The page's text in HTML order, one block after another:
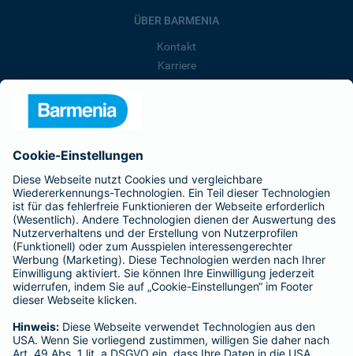
ÜBER BARMENIA
Kontakt
Karriere
Barmenia ist Teil der BarmeniaGothaer
BELIEBTE SEITEN
Kranken-Zusatzversicherung
Tierversicherungen
Haftpflichtversicherung
Hausratversicherung
Adresse ändern